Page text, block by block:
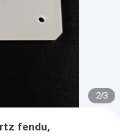
2/3
fendu,